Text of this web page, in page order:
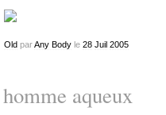
Old parAny Bodyle 28 Juil 2005
homme aqueux